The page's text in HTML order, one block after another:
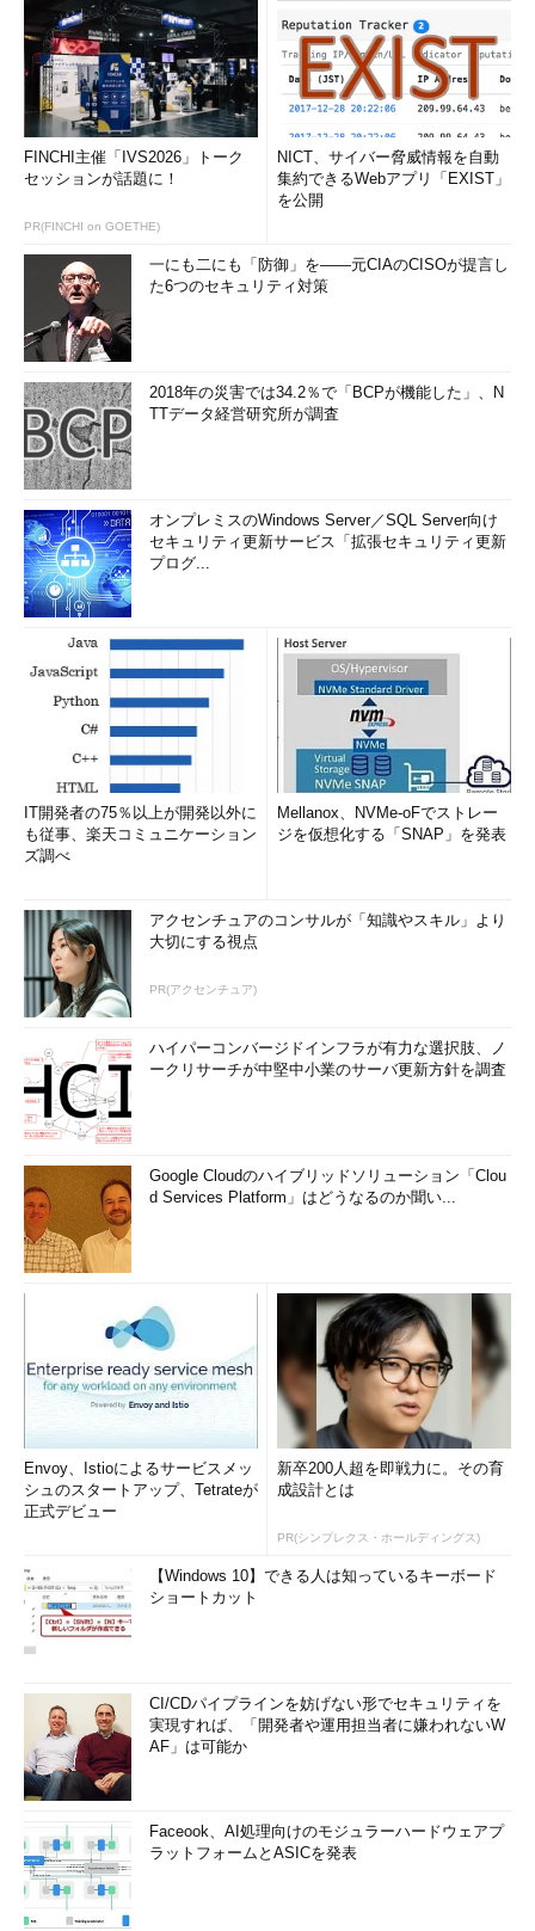
FINCHI主催「IVS2026」トーク
セッションが話題に！
PR(FINCHI on GOETHE)
NICT、サイバー脅威情報を自動
集約できるWebアプリ「EXIST」
を公開
一にも二にも「防御」を――元CIAのCISOが提言し
た6つのセキュリティ対策
2018年の災害では34.2％で「BCPが機能した」、N
TTデータ経営研究所が調査
オンプレミスのWindows Server／SQL Server向け
セキュリティ更新サービス「拡張セキュリティ更新
プログ...
IT開発者の75％以上が開発以外に
も従事、楽天コミュニケーション
ズ調べ
Mellanox、NVMe-oFでストレー
ジを仮想化する「SNAP」を発表
アクセンチュアのコンサルが「知識やスキル」より
大切にする視点
PR(アクセンチュア)
ハイパーコンバージドインフラが有力な選択肢、ノ
ークリサーチが中堅中小業のサーバ更新方針を調査
Google Cloudのハイブリッドソリューション「Clou
d Services Platform」はどうなるのか聞い...
Envoy、Istioによるサービスメッ
シュのスタートアップ、Tetrateが
正式デビュー
新卒200人超を即戦力に。その育
成設計とは
PR(シンプレクス・ホールディングス)
【Windows 10】できる人は知っているキーボード
ショートカット
CI/CDパイプラインを妨げない形でセキュリティを
実現すれば、「開発者や運用担当者に嫌われないW
AF」は可能か
Faceook、AI処理向けのモジュラーハードウェアプ
ラットフォームとASICを発表